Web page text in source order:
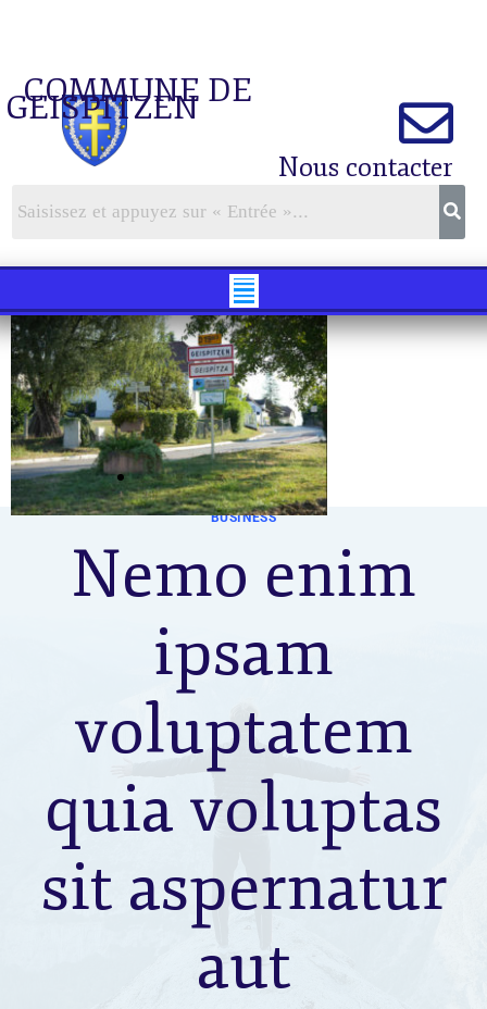
COMMUNE DE
GEISPITZEN
Nous contacter
BUSINESS
Nemo enim
ipsam
voluptatem
quia voluptas
sit aspernatur
aut